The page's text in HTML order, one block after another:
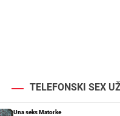
TELEFONSKI SEX
Una seks Matorke